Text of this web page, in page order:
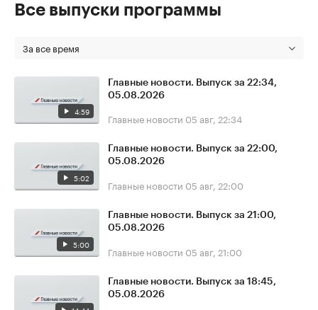
Все выпуски программы
За все время
4:59
Главные новости. Выпуск за 22:34,
05.08.2026
Главные новости 05 авг, 22:34
5:02
Главные новости. Выпуск за 22:00,
05.08.2026
Главные новости 05 авг, 22:00
5:00
Главные новости. Выпуск за 21:00,
05.08.2026
Главные новости 05 авг, 21:00
Главные новости. Выпуск за 18:45,
05.08.2026